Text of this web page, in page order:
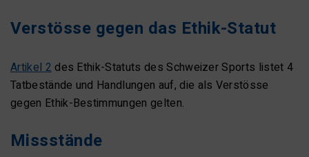
Verstösse gegen das Ethik-Statut
Artikel 2 des Ethik-Statuts des Schweizer Sports listet 4
Tatbestände und Handlungen auf, die als Verstösse
gegen Ethik-Bestimmungen gelten.
Missstände